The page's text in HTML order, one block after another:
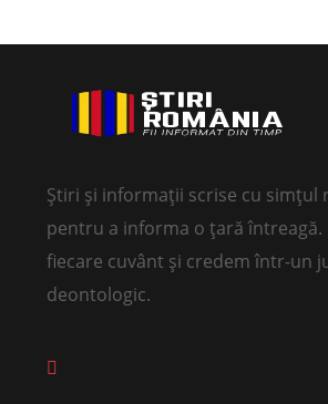
Știri și informații scrise cu simțul
pentru a informa o țară întreagă.
fiecare cuvânt și credem într-un
deontologic.